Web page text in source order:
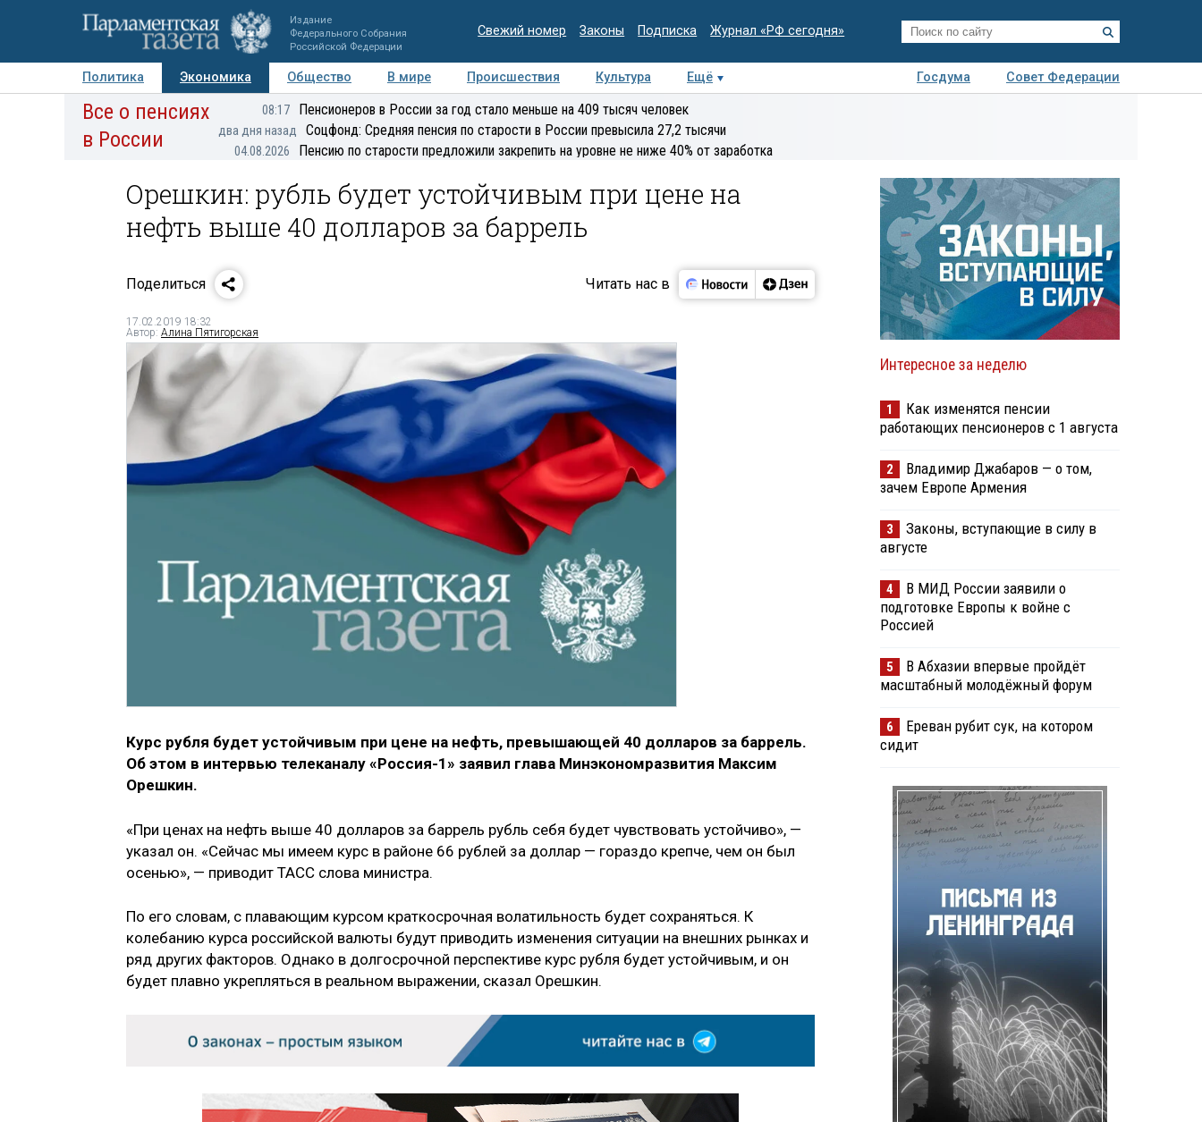
Издание
Федерального Собрания
Российской Федерации
Свежий номер Законы Подписка Журнал «РФ сегодня»
Политика Экономика Общество В мире Происшествия Культура Ещё Госдума
Совет Федерации
Авторы Персоны Мнения Регионы Медиацентр Интервью Колумнисты
Все о пенсиях
в России
08:17 Пенсионеров в России за год стало меньше на 409 тысяч человек
два дня назад Соцфонд: Средняя пенсия по старости в России превысила 27,2 тысячи
04.08.2026 Пенсию по старости предложили закрепить на уровне не ниже 40% от заработка
Орешкин: рубль будет устойчивым при цене на
нефть выше 40 долларов за баррель
Поделиться Читать нас в
17.02.2019 18:32
Автор: Алина Пятигорская
Курс рубля будет устойчивым при цене на нефть, превышающей 40 долларов за баррель.
Об этом в интервью телеканалу «Россия-1» заявил глава Минэкономразвития Максим
Орешкин.
«При ценах на нефть выше 40 долларов за баррель рубль себя будет чувствовать устойчиво», —
указал он. «Сейчас мы имеем курс в районе 66 рублей за доллар — гораздо крепче, чем он был
осенью», — приводит ТАСС слова министра.
По его словам, с плавающим курсом краткосрочная волатильность будет сохраняться. К
колебанию курса российской валюты будут приводить изменения ситуации на внешних рынках и
ряд других факторов. Однако в долгосрочной перспективе курс рубля будет устойчивым, и он
будет плавно укрепляться в реальном выражении, сказал Орешкин.
Интересное за неделю
1
Как изменятся пенсии
работающих пенсионеров с 1 августа
2
Владимир Джабаров — о том,
зачем Европе Армения
3
Законы, вступающие в силу в
августе
4
В МИД России заявили о
подготовке Европы к войне с
Россией
5
В Абхазии впервые пройдёт
масштабный молодёжный форум
6
Ереван рубит сук, на котором
сидит